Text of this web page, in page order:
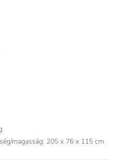
magasság: 205 x 76 x 115 cm